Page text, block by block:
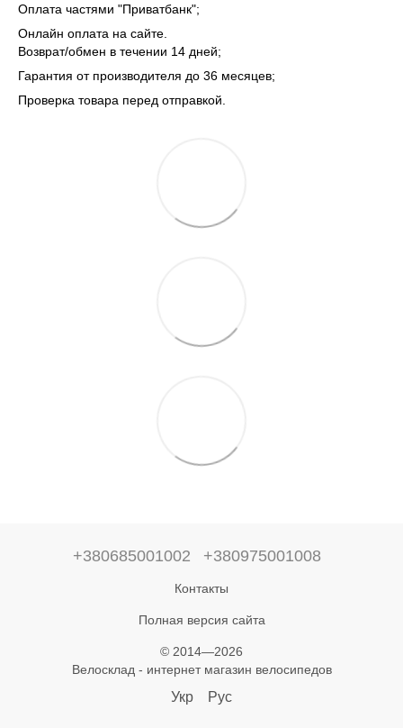
Оплата частями "Приватбанк";
Онлайн оплата на сайте.
Возврат/обмен в течении 14 дней;
Гарантия от производителя до 36 месяцев;
Проверка товара перед отправкой.
+380685001002 +380975001008
Контакты
Полная версия сайта
© 2014—2026
Велосклад - интернет магазин велосипедов
Укр Рус